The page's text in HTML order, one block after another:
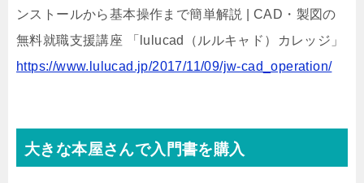
ンストールから基本操作まで簡単解説 | CAD・製図の
無料就職支援講座 「lulucad（ルルキャド）カレッジ」
https://www.lulucad.jp/2017/11/09/jw-cad_operation/
大きな本屋さんで入門書を購入